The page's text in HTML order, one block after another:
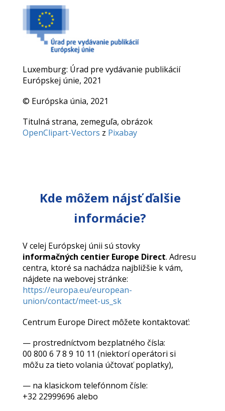
Luxemburg: Úrad pre vydávanie publikácií
Európskej únie, 2021
© Európska únia, 2021
Titulná strana, zemeguľa, obrázok
OpenClipart-Vectors z Pixabay
Kde môžem nájsť ďalšie
informácie?
V celej Európskej únii sú stovky
informačných centier Europe Direct. Adresu
centra, ktoré sa nachádza najbližšie k vám,
nájdete na webovej stránke:
https://europa.eu/european-
union/contact/meet-us_sk
Centrum Europe Direct môžete kontaktovať:
— prostredníctvom bezplatného čísla:
00 800 6 7 8 9 10 11 (niektorí operátori si
môžu za tieto volania účtovať poplatky),
— na klasickom telefónnom čísle:
+32 22999696 alebo